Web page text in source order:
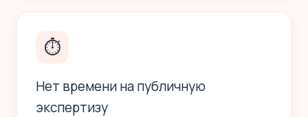
⏱
Нет времени на публичную
экспертизу